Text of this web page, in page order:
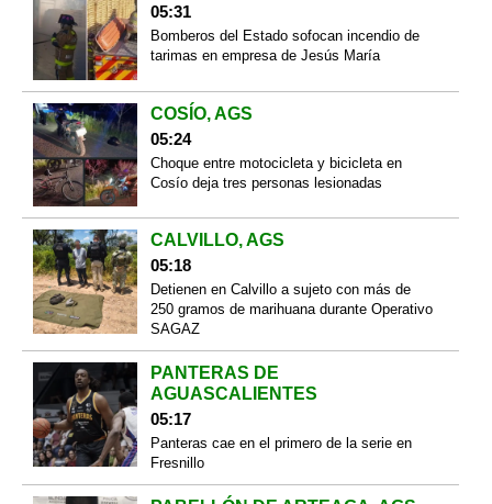
05:31
Bomberos del Estado sofocan incendio de
tarimas en empresa de Jesús María
COSÍO, AGS
05:24
Choque entre motocicleta y bicicleta en
Cosío deja tres personas lesionadas
CALVILLO, AGS
05:18
Detienen en Calvillo a sujeto con más de
250 gramos de marihuana durante Operativo
SAGAZ
PANTERAS DE
AGUASCALIENTES
05:17
Panteras cae en el primero de la serie en
Fresnillo